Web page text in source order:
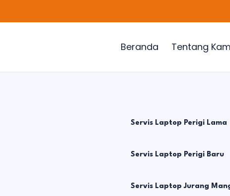
Beranda Tentang
Servis Laptop Perigi Lama
Servis Laptop Perigi Baru
Servis Laptop Jurang